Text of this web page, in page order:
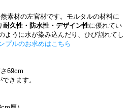
素材の左官材です。モルタルの材料に
耐久性・防水性・デザイン性に優れてい
ように水が染み込んだり、ひび割れてし
プルのお求めはこちら
69cm
きます。